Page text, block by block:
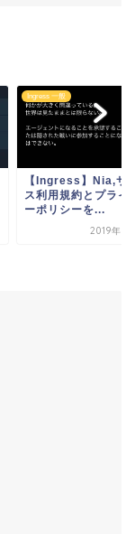
Ingress 一般
【Ingress】Nia,サ
ス利用規約とプライ
ーポリシーを...
2019年5